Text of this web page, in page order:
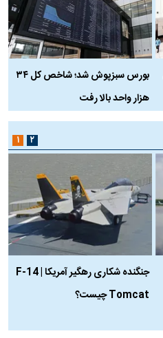
بورس سبزپوش شد؛ شاخص کل ۳۴
هزار واحد بالا رفت
جنگنده شکاری رهگیر آمریکا | F-14
Tomcat چیست؟
۱ ۲